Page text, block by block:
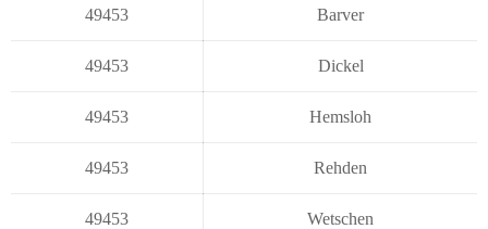
49453 Barver
49453 Dickel
49453 Hemsloh
49453 Rehden
49453 Wetschen